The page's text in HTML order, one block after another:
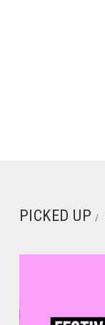
PICKED UP